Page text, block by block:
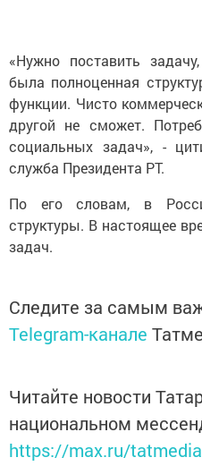
«Нужно поставить
была полноценная
функции. Чисто
другой не сможет.
социальных задач», -
служба Президента РТ.
По его словам, в
структуры. В настоящее
задач.
Следите за самым
Telegram-канале
Читайте новости
национальном
https://max.ru/tatmedia